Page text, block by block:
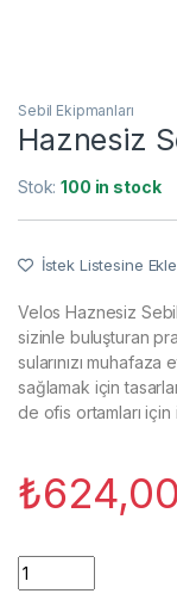
Sebil Ekipmanları
Haznesiz
Stok:100 in stock
İstek Listesine Ekle
Velos Haznesiz
sizinle buluşturan
sularınızı
sağlamak için
de ofis ortamları
₺624,00
Haznesiz Sebil